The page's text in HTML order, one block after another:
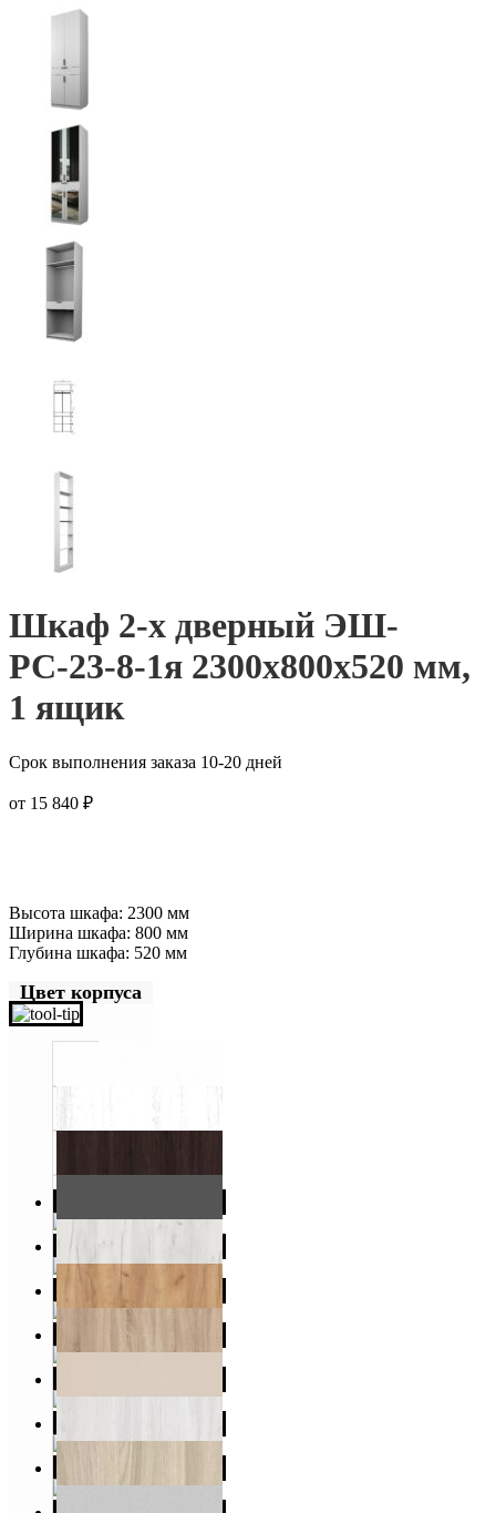
Шкаф 2-х дверный ЭШ-
РС-23-8-1я 2300x800x520 мм,
1 ящик
Срок выполнения заказа 10-20 дней
от 15 840 ₽
Высота шкафа: 2300 мм
Ширина шкафа: 800 мм
Глубина шкафа: 520 мм
Цвет корпуса